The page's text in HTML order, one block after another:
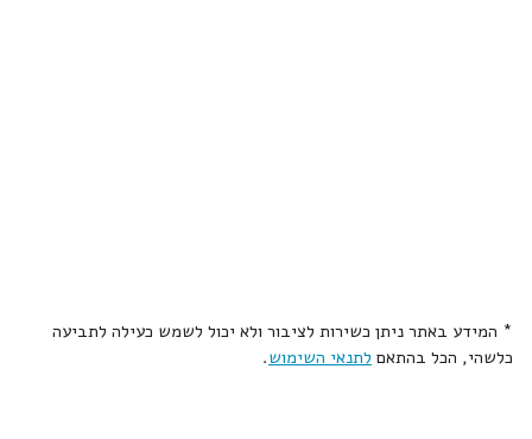
* המידע באתר ניתן כשירות לציבור ולא יכול לשמש כעילה לתביעה
כלשהי, הכל בהתאם לתנאי השימוש.